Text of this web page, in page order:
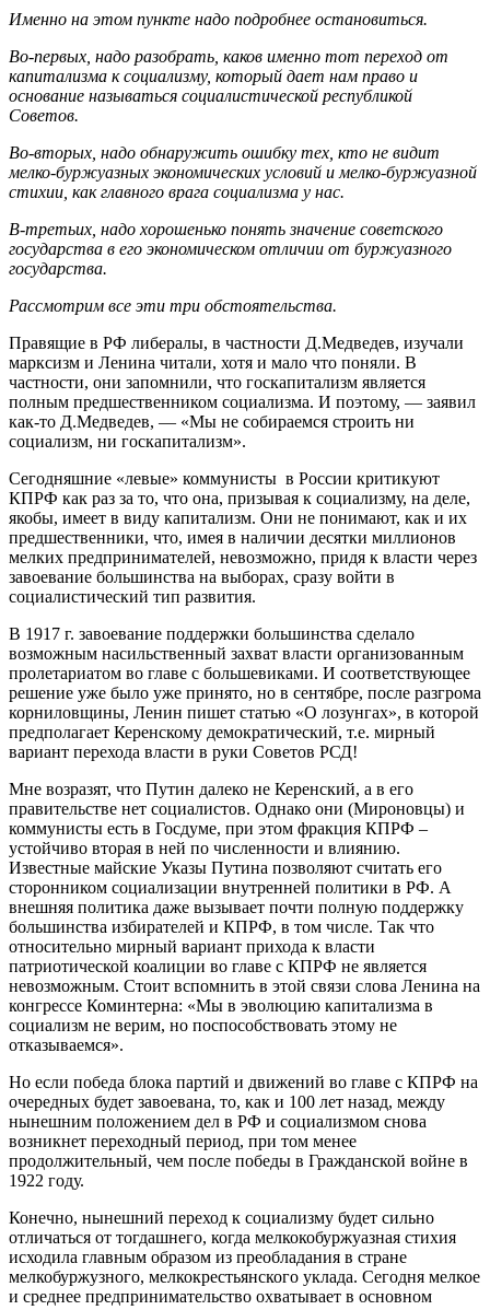
Именно на этом пункте надо подробнее остановиться.
Во-первых, надо разобрать, каков именно тот переход от
капитализма к социализму, который дает нам право и
основание называться социалистической республикой
Советов.
Во-вторых, надо обнаружить ошибку тех, кто не видит
мелко-буржуазных экономических условий и мелко-буржуазной
стихии, как главного врага социализма у нас.
В-третьих, надо хорошенько понять значение советского
государства в его экономическом отличии от буржуазного
государства.
Рассмотрим все эти три обстоятельства.
Правящие в РФ либералы, в частности Д.Медведев, изучали
марксизм и Ленина читали, хотя и мало что поняли. В
частности, они запомнили, что госкапитализм является
полным предшественником социализма. И поэтому, — заявил
как-то Д.Медведев, — «Мы не собираемся строить ни
социализм, ни госкапитализм».
Сегодняшние «левые» коммунисты в России критикуют
КПРФ как раз за то, что она, призывая к социализму, на деле,
якобы, имеет в виду капитализм. Они не понимают, как и их
предшественники, что, имея в наличии десятки миллионов
мелких предпринимателей, невозможно, придя к власти через
завоевание большинства на выборах, сразу войти в
социалистический тип развития.
В 1917 г. завоевание поддержки большинства сделало
возможным насильственный захват власти организованным
пролетариатом во главе с большевиками. И соответствующее
решение уже было уже принято, но в сентябре, после разгрома
корниловщины, Ленин пишет статью «О лозунгах», в которой
предполагает Керенскому демократический, т.е. мирный
вариант перехода власти в руки Советов РСД!
Мне возразят, что Путин далеко не Керенский, а в его
правительстве нет социалистов. Однако они (Мироновцы) и
коммунисты есть в Госдуме, при этом фракция КПРФ –
устойчиво вторая в ней по численности и влиянию.
Известные майские Указы Путина позволяют считать его
сторонником социализации внутренней политики в РФ. А
внешняя политика даже вызывает почти полную поддержку
большинства избирателей и КПРФ, в том числе. Так что
относительно мирный вариант прихода к власти
патриотической коалиции во главе с КПРФ не является
невозможным. Стоит вспомнить в этой связи слова Ленина на
конгрессе Коминтерна: «Мы в эволюцию капитализма в
социализм не верим, но поспособствовать этому не
отказываемся».
Но если победа блока партий и движений во главе с КПРФ на
очередных будет завоевана, то, как и 100 лет назад, между
нынешним положением дел в РФ и социализмом снова
возникнет переходный период, при том менее
продолжительный, чем после победы в Гражданской войне в
1922 году.
Конечно, нынешний переход к социализму будет сильно
отличаться от тогдашнего, когда мелкокобуржуазная стихия
исходила главным образом из преобладания в стране
мелкобуржузного, мелкокрестьянского уклада. Сегодня мелкое
и среднее предпринимательство охватывает в основном